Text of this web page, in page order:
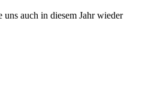
auch in diesem Jahr wieder